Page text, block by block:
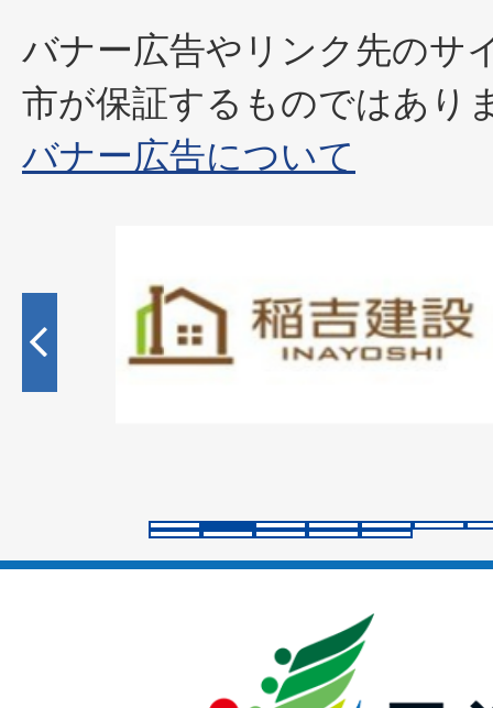
バナー広告やリンク先のサ
市が保証するものではあり
バナー広告について
枚
目
ラ
イ